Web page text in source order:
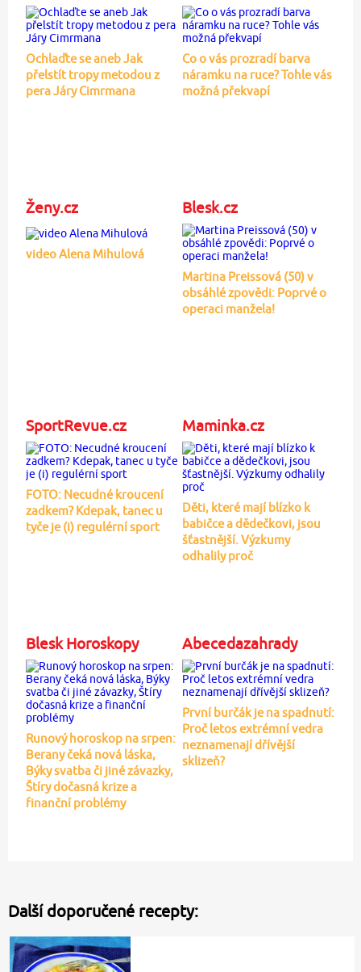
Ochlaďte se aneb Jak
přelstít tropy metodou z
pera Járy Cimrmana
Co o vás prozradí barva
náramku na ruce? Tohle vás
možná překvapí
Ženy.cz
video Alena Mihulová
Blesk.cz
Martina Preissová (50) v
obsáhlé zpovědi: Poprvé o
operaci manžela!
SportRevue.cz
FOTO: Necudné kroucení
zadkem? Kdepak, tanec u
tyče je (i) regulérní sport
Maminka.cz
Děti, které mají blízko k
babičce a dědečkovi, jsou
šťastnější. Výzkumy
odhalily proč
Blesk Horoskopy
Runový horoskop na srpen:
Berany čeká nová láska,
Býky svatba či jiné závazky,
Štíry dočasná krize a
finanční problémy
Abecedazahrady
První burčák je na spadnutí:
Proč letos extrémní vedra
neznamenají dřívější
sklizeň?
Další doporučené recepty: